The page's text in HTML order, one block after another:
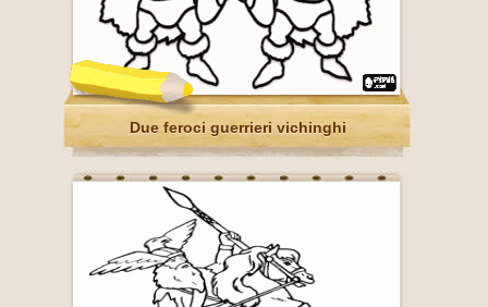
Due feroci guerrieri vichinghi